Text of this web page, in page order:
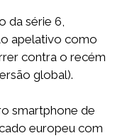
da série 6,
apelativo como
contra o recém
global).
smartphone de
europeu com